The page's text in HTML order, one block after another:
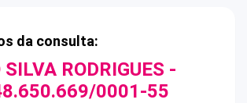
da consulta:
SILVA RODRIGUES -
0001-55